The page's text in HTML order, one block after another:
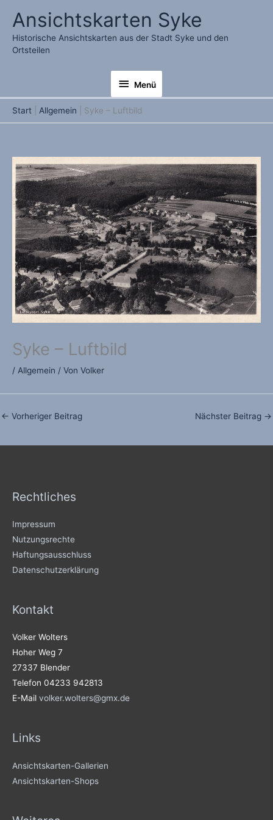
Inhalt
springen
Ansichtskarten Syke
Historische Ansichtskarten aus der Stadt Syke und den
Ortsteilen
Menü
Menü
Start Allgemein Syke – Luftbild
Syke – Luftbild
/ Allgemein / Von Volker
← Vorheriger Beitrag Nächster Beitrag →
Rechtliches
Impressum
Nutzungsrechte
Haftungsausschluss
Datenschutzerklärung
Kontakt
Volker Wolters
Hoher Weg 7
27337 Blender
Telefon 04233 942813
E-Mail volker.wolters@gmx.de
Links
Ansichtskarten-Gallerien
Ansichtskarten-Shops